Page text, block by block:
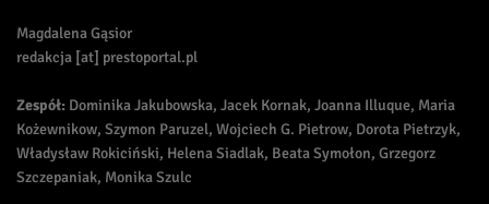
Magdalena Gąsior
redakcja [at] prestoportal.pl
Zespół: Dominika Jakubowska, Jacek Kornak, Joanna Illuque, Maria
Kożewnikow, Szymon Paruzel, Wojciech G. Pietrow, Dorota Pietrzyk,
Władysław Rokiciński, Helena Siadlak, Beata Symołon, Grzegorz
Szczepaniak, Monika Szulc